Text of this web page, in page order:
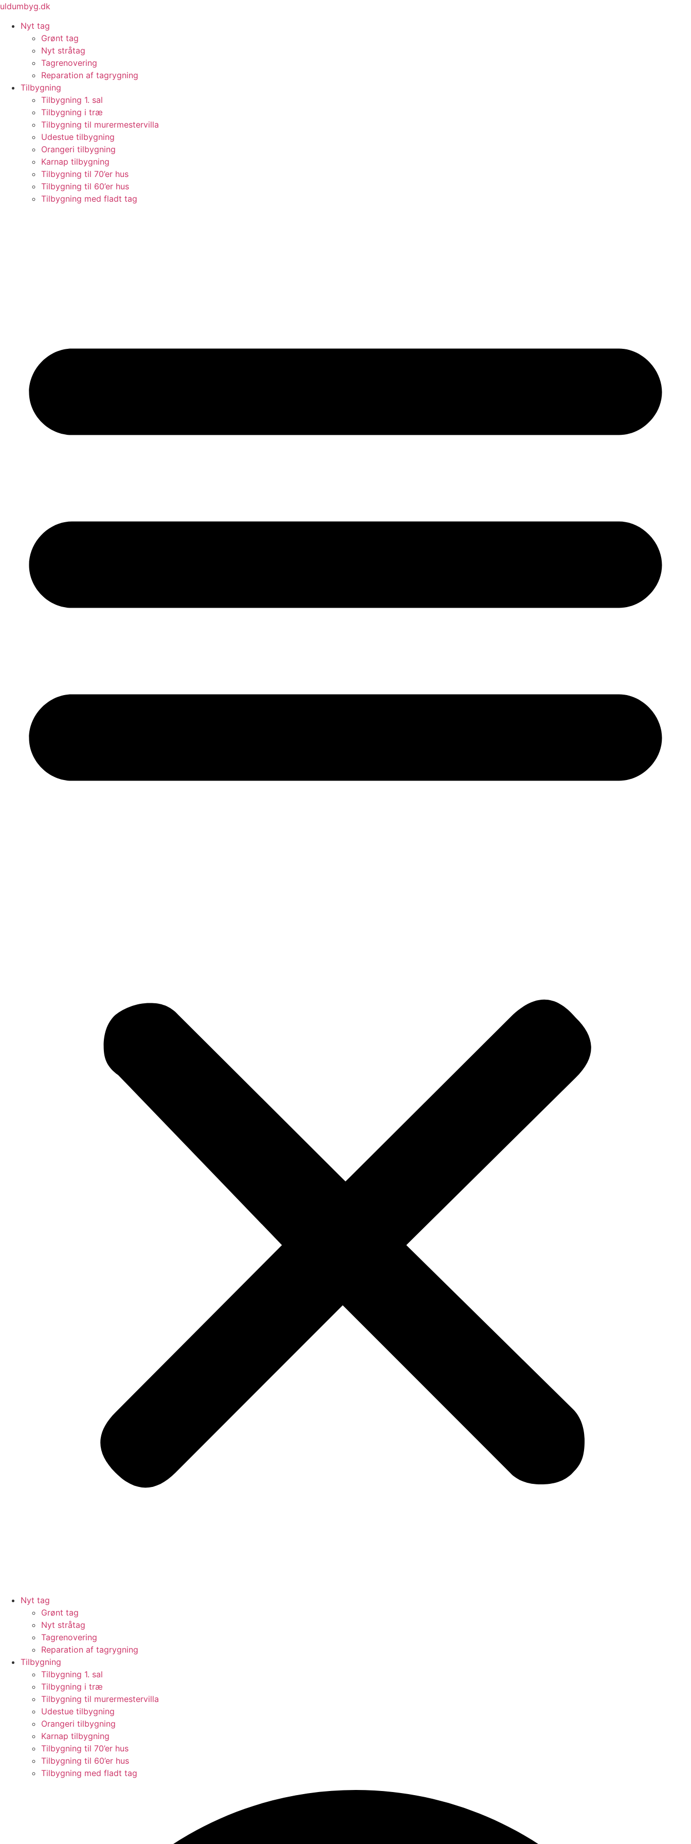
Videre
indhold
uldumbyg.dk
Nyt tag
Grønt tag
Nyt stråtag
Tagrenovering
Reparation af tagrygning
Tilbygning
Tilbygning 1. sal
Tilbygning i træ
Tilbygning til murermestervilla
Udestue tilbygning
Orangeri tilbygning
Karnap tilbygning
Tilbygning til 70’er hus
Tilbygning til 60’er hus
Tilbygning med fladt tag
Nyt tag
Grønt tag
Nyt stråtag
Tagrenovering
Reparation af tagrygning
Tilbygning
Tilbygning 1. sal
Tilbygning i træ
Tilbygning til murermestervilla
Udestue tilbygning
Orangeri tilbygning
Karnap tilbygning
Tilbygning til 70’er hus
Tilbygning til 60’er hus
Tilbygning med fladt tag